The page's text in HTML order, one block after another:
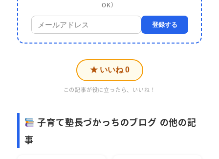
OK）
登録する
★ いいね 0
この記事が役に立ったら、いいね！
子育て塾長づかっちのブログ の他の記
事